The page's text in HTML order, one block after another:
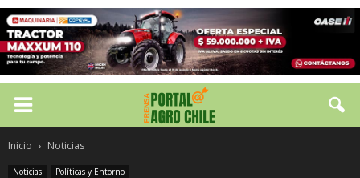
Inicio Noticias
Noticias Políticas y Entorno